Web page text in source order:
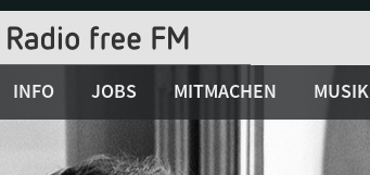
INFO JOBS MITMACHEN MUSIK